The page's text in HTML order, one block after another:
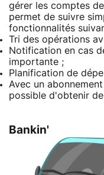
gérer les comptes
permet de suivre
fonctionnalités
Tri des opérations
Notification en cas
importante ;
Planification de
Avec un
possible d'obtenir
Bankin'